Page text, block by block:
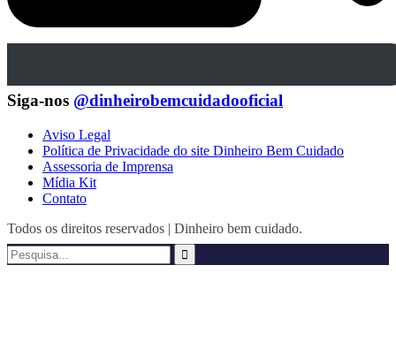
Siga-nos @dinheirobemcuidadooficial
Aviso Legal
Política de Privacidade do site Dinheiro Bem Cuidado
Assessoria de Imprensa
Mídia Kit
Contato
Todos os direitos reservados | Dinheiro bem cuidado.